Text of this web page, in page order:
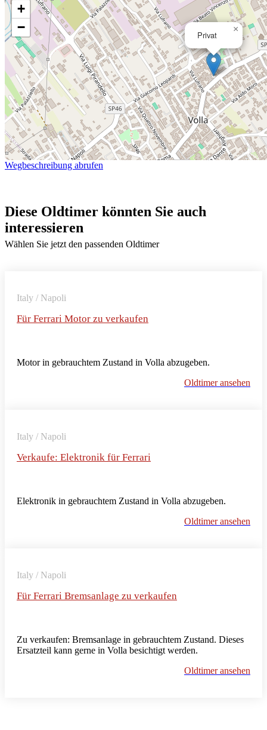
Privat
×
+
−
Wegbeschreibung abrufen
Diese Oldtimer könnten Sie auch
interessieren
Wählen Sie jetzt den passenden Oldtimer
Italy / Napoli
Für Ferrari Motor zu verkaufen
Motor in gebrauchtem Zustand in Volla abzugeben.
Oldtimer ansehen
Italy / Napoli
Verkaufe: Elektronik für Ferrari
Elektronik in gebrauchtem Zustand in Volla abzugeben.
Oldtimer ansehen
Italy / Napoli
Für Ferrari Bremsanlage zu verkaufen
Zu verkaufen: Bremsanlage in gebrauchtem Zustand. Dieses
Ersatzteil kann gerne in Volla besichtigt werden.
Oldtimer ansehen